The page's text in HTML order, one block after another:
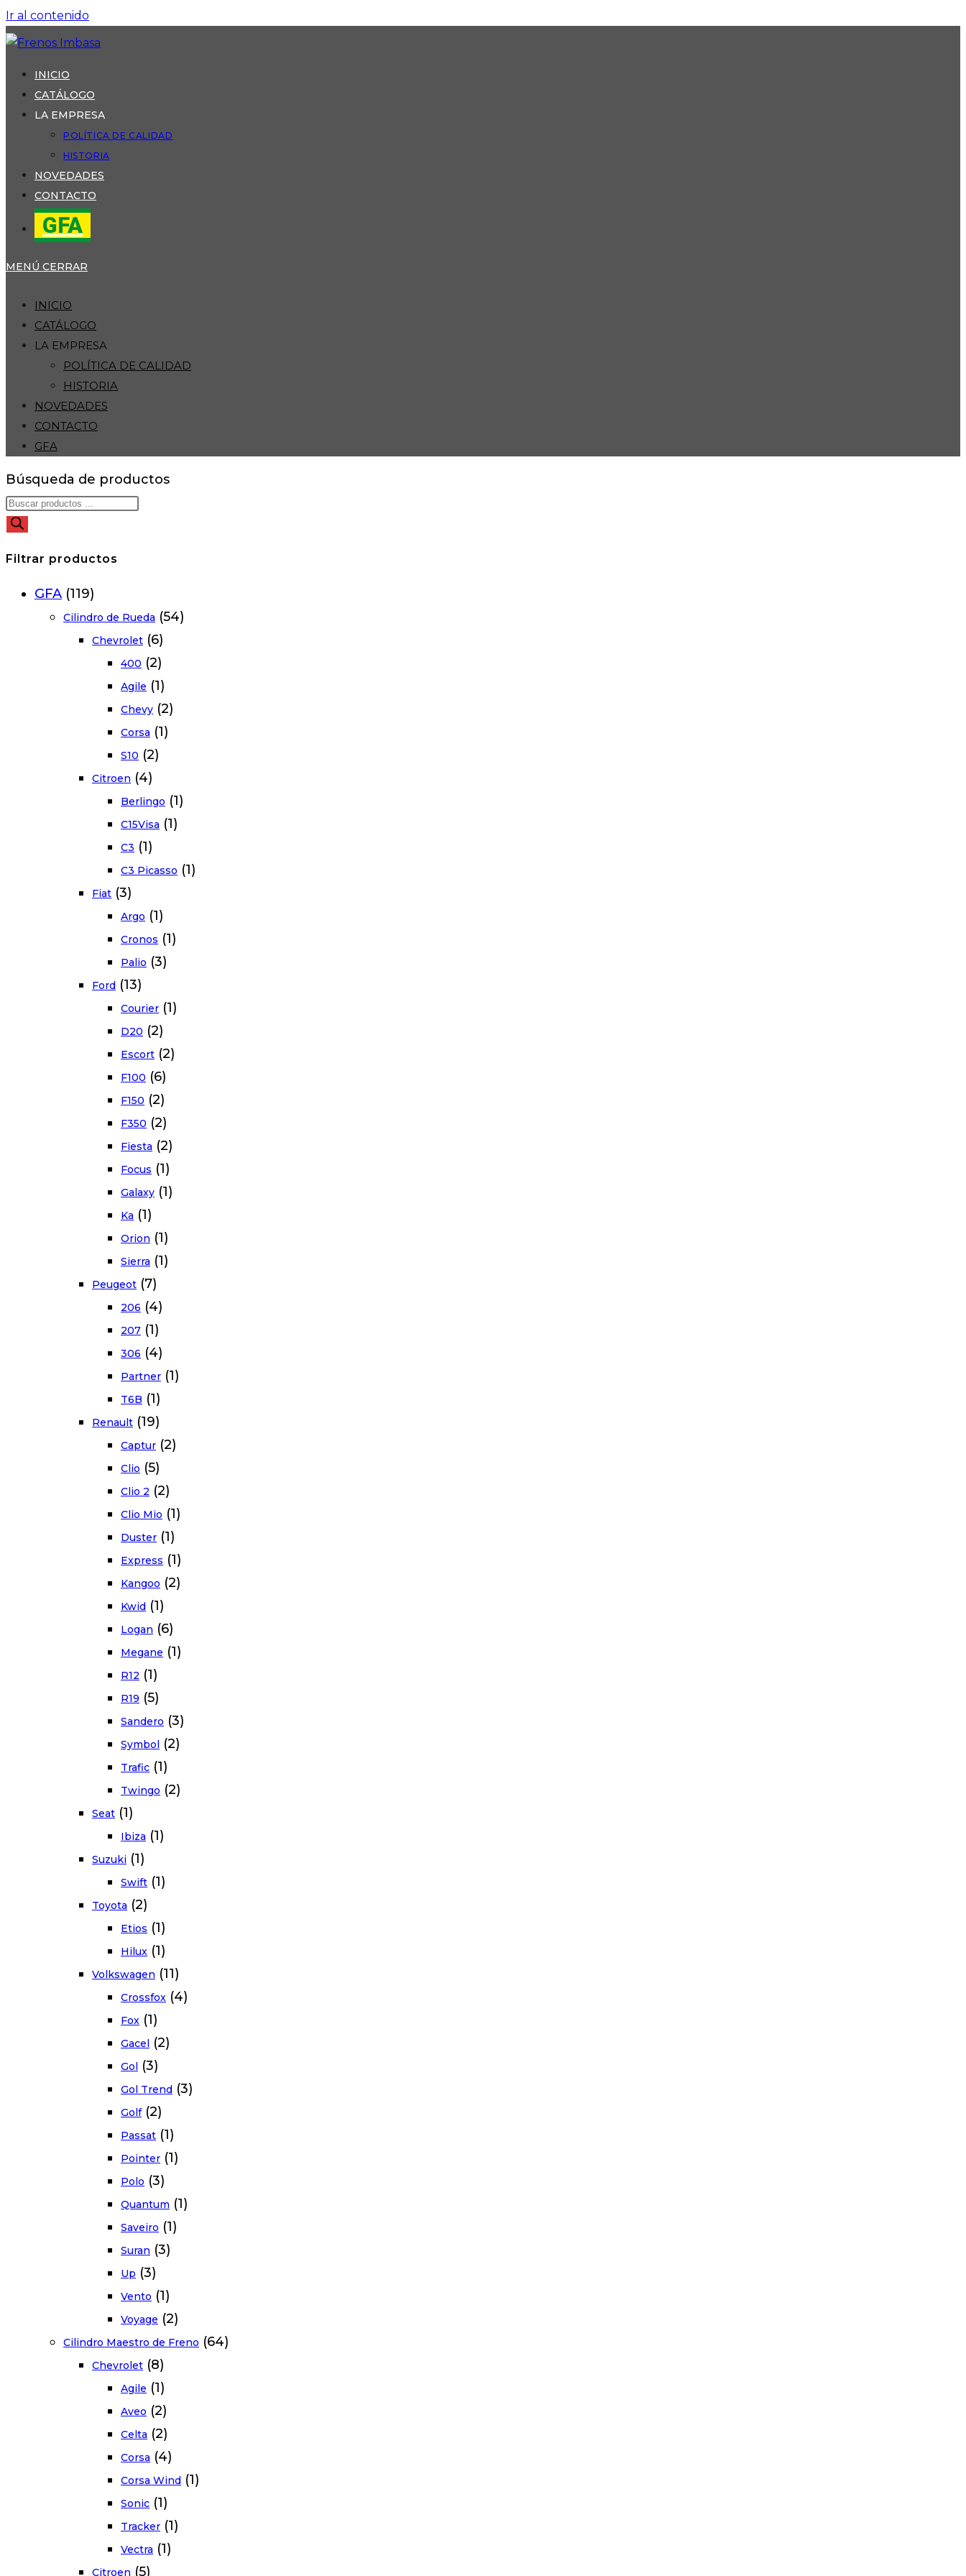
Ir al contenido
INICIO
CATÁLOGO
LA EMPRESA
POLÍTICA DE CALIDAD
HISTORIA
NOVEDADES
CONTACTO
GFA
MENÚ CERRAR
INICIO
CATÁLOGO
LA EMPRESA
POLÍTICA DE CALIDAD
HISTORIA
NOVEDADES
CONTACTO
GFA
Búsqueda de productos
Filtrar productos
GFA (119)
Cilindro de Rueda (54)
Chevrolet (6)
400 (2)
Agile (1)
Chevy (2)
Corsa (1)
S10 (2)
Citroen (4)
Berlingo (1)
C15Visa (1)
C3 (1)
C3 Picasso (1)
Fiat (3)
Argo (1)
Cronos (1)
Palio (3)
Ford (13)
Courier (1)
D20 (2)
Escort (2)
F100 (6)
F150 (2)
F350 (2)
Fiesta (2)
Focus (1)
Galaxy (1)
Ka (1)
Orion (1)
Sierra (1)
Peugeot (7)
206 (4)
207 (1)
306 (4)
Partner (1)
T6B (1)
Renault (19)
Captur (2)
Clio (5)
Clio 2 (2)
Clio Mio (1)
Duster (1)
Express (1)
Kangoo (2)
Kwid (1)
Logan (6)
Megane (1)
R12 (1)
R19 (5)
Sandero (3)
Symbol (2)
Trafic (1)
Twingo (2)
Seat (1)
Ibiza (1)
Suzuki (1)
Swift (1)
Toyota (2)
Etios (1)
Hilux (1)
Volkswagen (11)
Crossfox (4)
Fox (1)
Gacel (2)
Gol (3)
Gol Trend (3)
Golf (2)
Passat (1)
Pointer (1)
Polo (3)
Quantum (1)
Saveiro (1)
Suran (3)
Up (3)
Vento (1)
Voyage (2)
Cilindro Maestro de Freno (64)
Chevrolet (8)
Agile (1)
Aveo (2)
Celta (2)
Corsa (4)
Corsa Wind (1)
Sonic (1)
Tracker (1)
Vectra (1)
Citroen (5)